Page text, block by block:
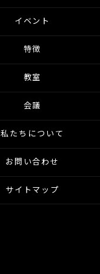
イベント
特徴
教室
会議
私たちについて
お問い合わせ
サイトマップ